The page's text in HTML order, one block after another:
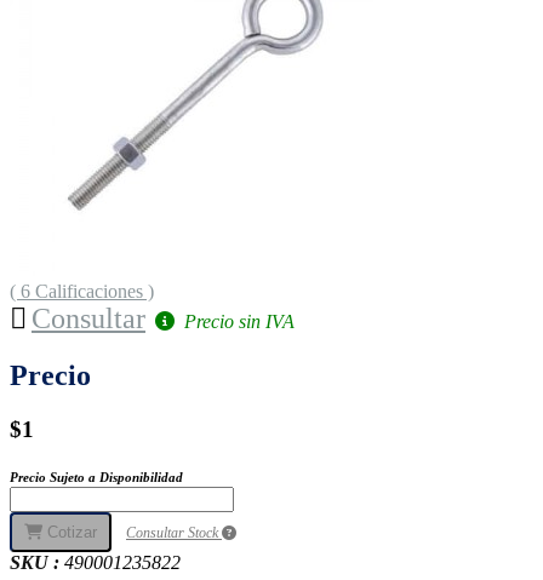
( 6 Calificaciones )
Consultar Precio sin IVA
Precio
$1
Precio Sujeto a Disponibilidad
Cotizar Consultar Stock
SKU : 490001235822